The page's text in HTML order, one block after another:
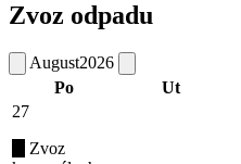
Zvoz odpadu
August2026
Po
Ut
27
Zvoz